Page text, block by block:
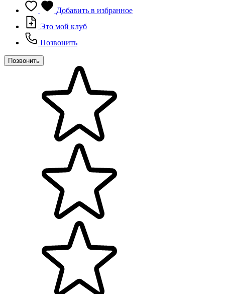
Добавить в избранное
Это мой клуб
Позвонить
Позвонить